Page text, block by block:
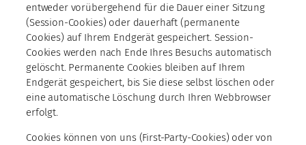
entweder vorübergehend für die Dauer einer Sitzung
(Session-Cookies) oder dauerhaft (permanente
Cookies) auf Ihrem Endgerät gespeichert. Session-
Cookies werden nach Ende Ihres Besuchs automatisch
gelöscht. Permanente Cookies bleiben auf Ihrem
Endgerät gespeichert, bis Sie diese selbst löschen oder
eine automatische Löschung durch Ihren Webbrowser
erfolgt.
Cookies können von uns (First-Party-Cookies) oder von